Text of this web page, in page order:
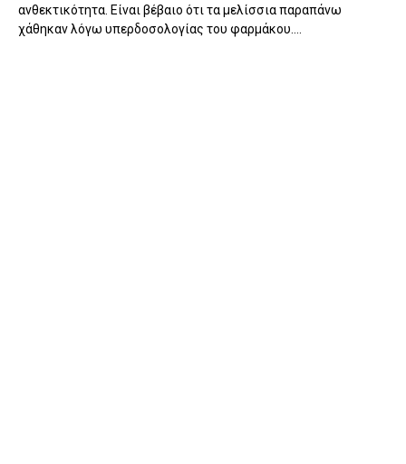
ανθεκτικότητα. Είναι βέβαιο ότι τα μελίσσια παραπάνω
χάθηκαν λόγω υπερδοσολογίας του φαρμάκου....